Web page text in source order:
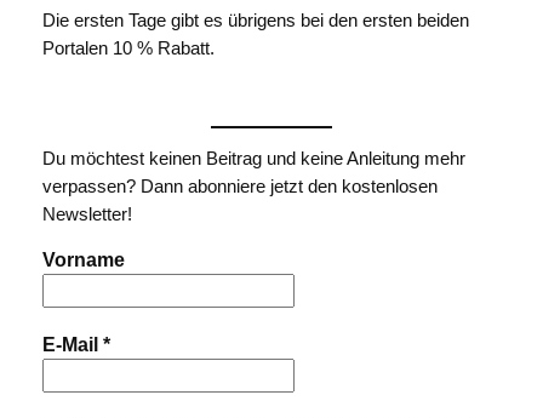
Die ersten Tage gibt es übrigens bei den ersten beiden
Portalen 10 % Rabatt.
Du möchtest keinen Beitrag und keine Anleitung mehr
verpassen? Dann abonniere jetzt den kostenlosen
Newsletter!
Vorname
E-Mail *